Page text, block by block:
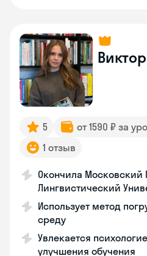
5 от 1590 ₽ за
1 отзыв
Окончила Московский
Лингвистический
Использует метод
среду
Увлекается
улучшения обучения